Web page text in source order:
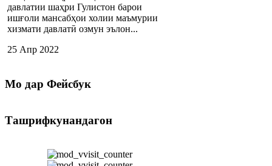
давлатии шаҳри Гулистон барои
ишғоли мансабҳои холии маъмурии
хизмати давлатӣ озмун эълон...
25 Апр 2022
Мо дар Фейсбук
Ташрифкунандагон